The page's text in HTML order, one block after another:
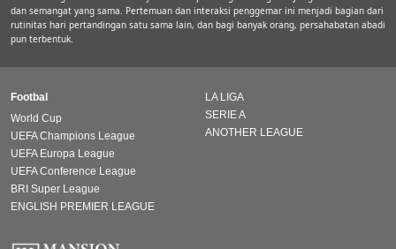
dan semangat yang sama. Pertemuan dan interaksi penggemar ini menjadi bagian dari
rutinitas hari pertandingan satu sama lain, dan bagi banyak orang, persahabatan abadi
pun terbentuk.
Footbal
World Cup
UEFA Champions League
UEFA Europa League
UEFA Conference League
BRI Super League
ENGLISH PREMIER LEAGUE
LA LIGA
SERIE A
ANOTHER LEAGUE